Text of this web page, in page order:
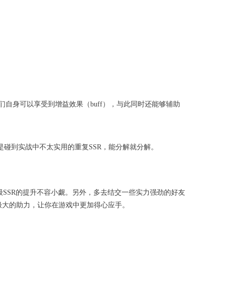
自身可以享受到增益效果（buff），与此同时还能够辅助
到实战中不太实用的重复SSR，能分解就分解。
的提升不容小觑。另外，多去结交一些实力强劲的好友
的助力，让你在游戏中更加得心应手。